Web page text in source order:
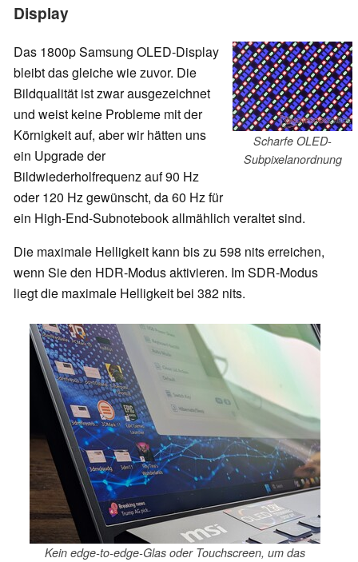
Display
Scharfe OLED-
Subpixelanordnung
Das 1800p Samsung OLED-Display
bleibt das gleiche wie zuvor. Die
Bildqualität ist zwar ausgezeichnet
und weist keine Probleme mit der
Körnigkeit auf, aber wir hätten uns
ein Upgrade der
Bildwiederholfrequenz auf 90 Hz
oder 120 Hz gewünscht, da 60 Hz für
ein High-End-Subnotebook allmählich veraltet sind.
Die maximale Helligkeit kann bis zu 598 nits erreichen,
wenn Sie den HDR-Modus aktivieren. Im SDR-Modus
liegt die maximale Helligkeit bei 382 nits.
Kein edge-to-edge-Glas oder Touchscreen, um das